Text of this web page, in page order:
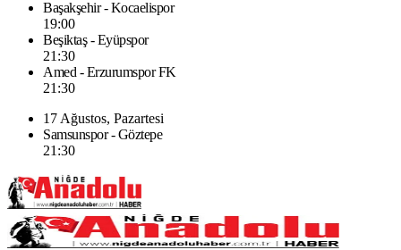
Başakşehir - Kocaelispor
19:00
Beşiktaş - Eyüpspor
21:30
Amed - Erzurumspor FK
21:30
17 Ağustos, Pazartesi
Samsunspor - Göztepe
21:30